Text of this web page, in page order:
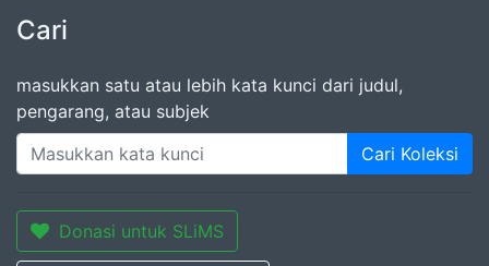
Cari
masukkan satu atau lebih kata kunci dari judul,
pengarang, atau subjek
Cari Koleksi
Donasi untuk SLiMS